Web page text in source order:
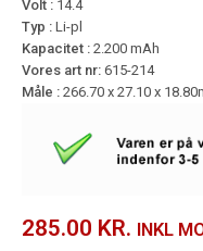
Volt : 14.4
Typ : Li-pl
Kapacitet : 2.200 mAh
Vores art nr: 615-214
Måle : 266.70 x 27.10 x
285.00 KR. INKL